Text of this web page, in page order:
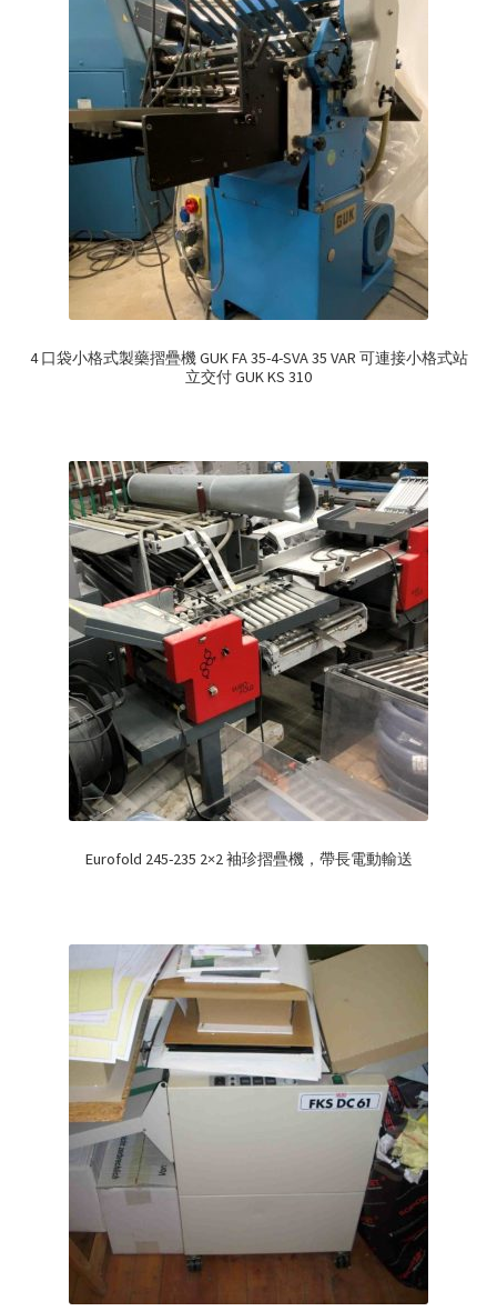
4 口袋小格式製藥摺疊機 GUK FA 35-4-SVA 35 VAR 可連接小格式站
立交付 GUK KS 310
Eurofold 245-235 2×2 袖珍摺疊機，帶長電動輸送